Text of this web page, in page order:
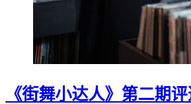
《街舞小达人》第二期